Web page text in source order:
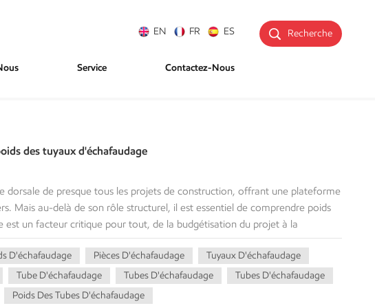
Recherche
EN FR ES
Service Contactez-Nous
des tuyaux d'échafaudage
dorsale de presque tous les projets de construction, offrant une plateforme
Mais au-delà de son rôle structurel, il est essentiel de comprendre poids
est un facteur critique pour tout, de la budgétisation du projet à la
guide complet démystifiera le sujet de poids des tuyaux
son importance, comment la calculer et fournirons une analyse
de tuyaux. Que vous soyez chef de projet, coordinateur logistique ou
sont essentielles à votre travail. Poids du tube d'échafaudage La sécurité
D'échafaudage Pièces D'échafaudage
Tuyaux D'échafaudage
Tube D'échafaudage Tubes D'échafaudage
Tubes D'échafaudage
Poids Des Tubes D'échafaudage